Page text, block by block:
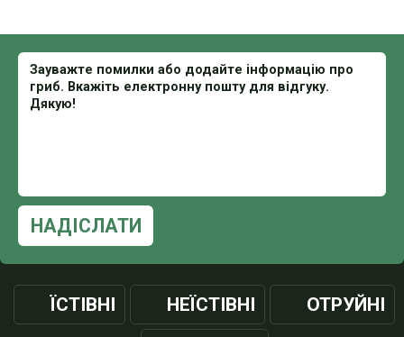
НАДІСЛАТИ
ЇСТІВНІ НЕЇСТІВНІ ОТРУЙНІ